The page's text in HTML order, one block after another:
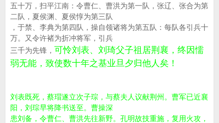
五十万，扫平江南：令曹仁、曹洪为第一队，张辽、张合为第
二队，夏侯渊、夏侯惇为第三队
，于禁、李典为第四队，操自领诸将为第五队：每队各引兵十
万。又令许褚为折冲将军，引兵
三千为先锋， 可怜刘表、刘琦父子祖居荆襄，终因懦
弱无能，致使数十年之基业旦夕归他人矣！
刘表既死，蔡瑁遂立次子琮，与蔡夫人议献荆州。曹军已近襄
阳，刘琮早将降书送至。曹操深
患刘备，令曹仁、曹洪先往新野。孔明故技重施，复用火攻，